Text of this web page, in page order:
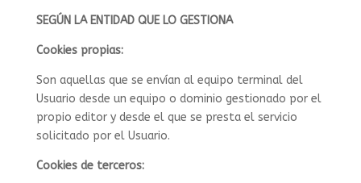
SEGÚN LA ENTIDAD QUE LO GESTIONA
Cookies propias:
Son aquellas que se envían al equipo terminal del
Usuario desde un equipo o dominio gestionado por el
propio editor y desde el que se presta el servicio
solicitado por el Usuario.
Cookies de terceros: